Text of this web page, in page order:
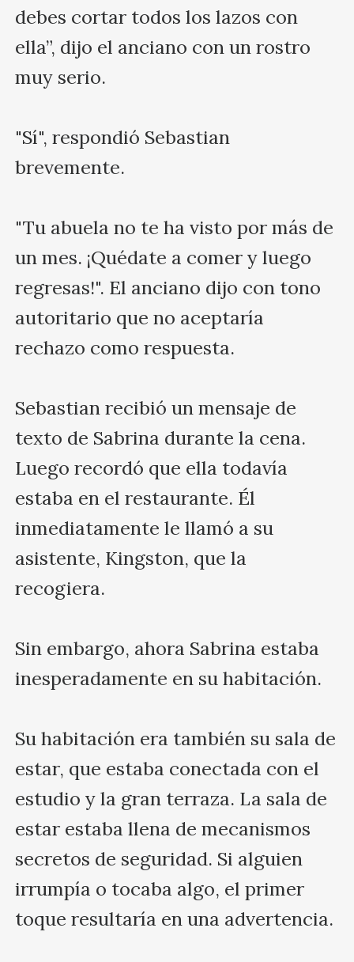
debes cortar todos los lazos con
ella”, dijo el anciano con un rostro
muy serio.
"Sí", respondió Sebastian
brevemente.
"Tu abuela no te ha visto por más de
un mes. ¡Quédate a comer y luego
regresas!". El anciano dijo con tono
autoritario que no aceptaría
rechazo como respuesta.
Sebastian recibió un mensaje de
texto de Sabrina durante la cena.
Luego recordó que ella todavía
estaba en el restaurante. Él
inmediatamente le llamó a su
asistente, Kingston, que la
recogiera.
Sin embargo, ahora Sabrina estaba
inesperadamente en su habitación.
Su habitación era también su sala de
estar, que estaba conectada con el
estudio y la gran terraza. La sala de
estar estaba llena de mecanismos
secretos de seguridad. Si alguien
irrumpía o tocaba algo, el primer
toque resultaría en una advertencia.